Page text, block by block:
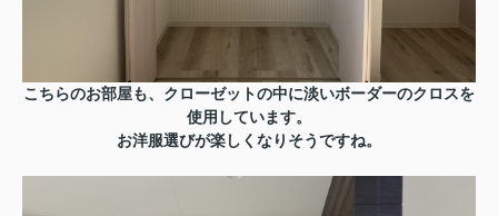
こちらのお部屋も、クローゼットの中に淡いボーダーのクロスを
使用しています。
お洋服選びが楽しくなりそうですね。